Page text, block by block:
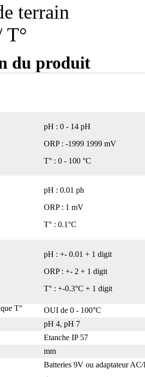
terrain
T°
du produit
pH : 0 - 14 pH
ORP : -1999 1999 mV
T° : 0 - 100 °C
pH : 0.01 ph
ORP : 1 mV
T° : 0.1°C
pH : +- 0.01 + 1 digit
ORP : +- 2 + 1 digit
T° : +-0.3°C + 1 digit
T°
OUI de 0 - 100°C
pH 4, pH 7
Etanche IP 57
mm
Batteries 9V ou adaptateur